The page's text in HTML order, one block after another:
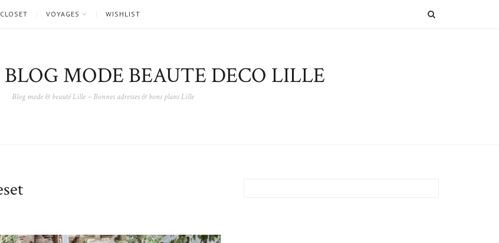
VOYAGES WISHLIST
BLOG MODE BEAUTE DECO LILLE
Blog mode & beauté Lille – Bonnes adresses & bons plans Lille